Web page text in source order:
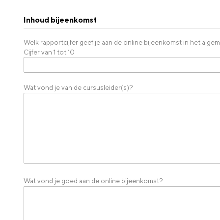
Inhoud bijeenkomst
Welk rapportcijfer geef je aan de online bijeenkomst in het
Cijfer van 1 tot 10
Wat vond je van de cursusleider(s)?
Wat vond je goed aan de online bijeenkomst?